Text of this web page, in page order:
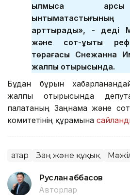
қылмысқа
арттырады», - деді
және сот-құқықтық
төрағасы Снежанна
жалпы отырысында.
Бұдан бұрын
жалпы отырысында
палатаның Заңнама және
комитетінің құрамына
Қатар Заң және құқық
Руслан Ғаббасов
Авторлар